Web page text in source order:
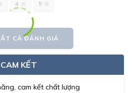
4 5
CẢ ĐÁNH GIÁ
CAM KẾT
cam kết chất lượng